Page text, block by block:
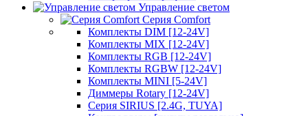
Управление светом
Серия Comfort
Комплекты DIM [12-24V]
Комплекты MIX [12-24V]
Комплекты RGB [12-24V]
Комплекты RGBW [12-24V]
Комплекты MINI [5-24V]
Диммеры Rotary [12-24V]
Серия SIRIUS [2.4G, TUYA]